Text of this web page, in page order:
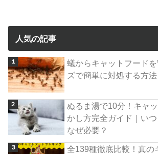
人気の記事
蟻からキャットフード
ズで簡単に対処する方
ぬるま湯で10分！キャ
かし方完全ガイド｜い
なぜ必要？
全139種徹底比較！真の